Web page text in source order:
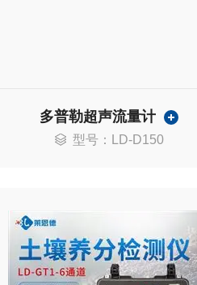
多普勒超声流量计
型号：LD-D150